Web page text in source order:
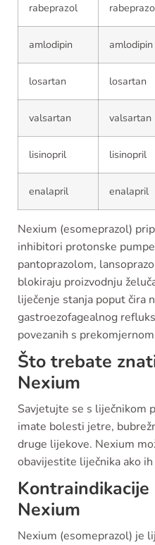
rabeprazol
amlodipin amlodipin
losartan losartan
valsartan valsartan
lisinopril lisinopril
enalapril enalapril
Nexium (esomeprazol)
inhibitori protonske
pantoprazolom,
blokiraju proizvodnju
liječenje stanja poput čira
gastroezofagealnog
povezanih s
Što trebate
Nexium
Savjetujte se s liječnikom
imate bolesti jetre,
druge lijekove. Nexium
obavijestite liječnika ako
Kontraindikacije
Nexium
Nexium (esomeprazol) je